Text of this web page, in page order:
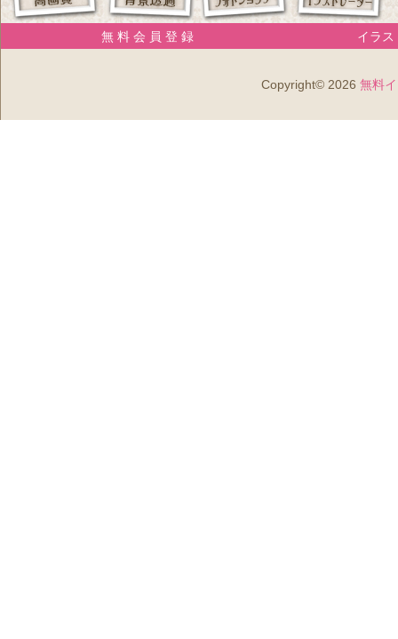
無 料 会 員 登 録 イラス
Copyright© 2026 無料